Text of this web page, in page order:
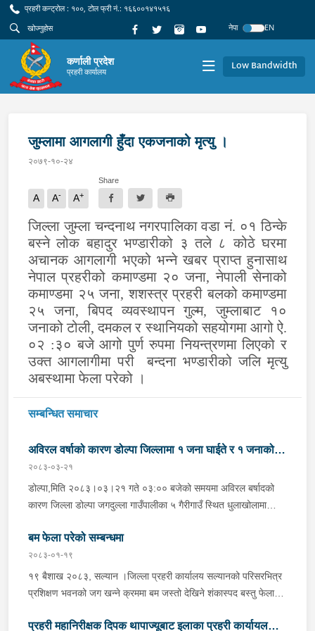
प्रहरी कन्ट्रोल : १००, टोल फ्री नं.: १६६००१४१५१६
नेपा
EN
कर्णाली प्रदेश
प्रहरी कार्यालय Low Bandwidth
जुम्लामा आगलागी हुँदा एकजनाको मृत्यु ।
२०७९-१०-२४
A A- A+
Share
जिल्ला जुम्ला चन्दनाथ नगरपालिका वडा नं. ०१ ठिन्के
बस्ने लोक बहादुर भण्डारीको ३ तले ८ कोठे घरमा
अचानक आगलागी भएको भन्ने खबर प्राप्त हुनासाथ
नेपाल प्रहरीको कमाण्डमा २० जना,नेपाली सेनाको
कमाण्डमा २५ जना,शशस्त्र प्रहरी बलको कमाण्डमा
२५ जना,बिपद व्यवस्थापन गुल्म,जुम्लाबाट १०
जनाको टोली, दमकल र स्थानियको सहयोगमा आगो ऐ.
०२ :३० बजे आगो पुर्ण रुपमा नियन्त्रणमा लिएको र
उक्त आगलागीमा परी बन्दना भण्डारीको जलि मृत्यु
अबस्थामा फेला परेको ।
सम्बन्धित समाचार
अविरल वर्षाको कारण डोल्पा जिल्लामा १ जना घाईते र १ जनाको
मृत्यु
२०८३-०३-२१
डोल्पा,मिति २०८३।०३।२१ गते ०३:०० बजेको समयमा अविरल बर्षादको
कारण जिल्ला डोल्पा जगदुल्ला गाउँपालीका ५ गैरीगाउँ स्थित धुलाखोलामा
माझगाउ डोल्पाबाट प्र.स.नि. रघुनाथ पाण्डेको कमाण्डमा ५ जनाको टोली
खटिगई स्थानिय र प्रहरीको सहयोगमा उक्त स्थान बस्ने लाक्षिमाने बि.क.को
छोरी बर्ष अन्दाजी ५५/५६ कि आनन्दा बि.क. (अविवाहित, बोल्न नसक्ने)
सुतिरहेको अबस्थामा पुरिएको र निज आनन्दी बि.क.लाई उद्धार गरी उपचारको
जि.प्र.का. डोल्पाबाट प्र.नि. पदम रावलको कमाण्डमा SOCO सहित ५
बम फेला परेको सम्बन्धमा
२०८३-०१-१९
१९ बैशाख २०८३, सल्यान ।जिल्ला प्रहरी कार्यालय सल्यानको परिसरभित्र
प्रशिक्षण भवनको जग खन्ने क्रममा बम जस्तो देखिने शंकास्पद बस्तु फेला
माईन डिटेक्टर मेशिनबाट उक्त स्थान तथा वरपर चेकजाँच गर्दा सकेट बम
प्रहरी महानिरीक्षक दिपक थापाज्यूबाट इलाका प्रहरी कार्यायल